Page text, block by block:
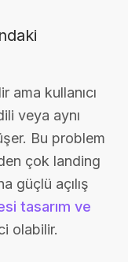
ama kullanıcı
veya aynı
Bu problem
çok landing
güçlü açılış
tasarım ve
olabilir.